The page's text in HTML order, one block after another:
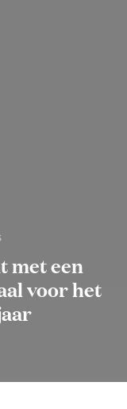
met een
voor het